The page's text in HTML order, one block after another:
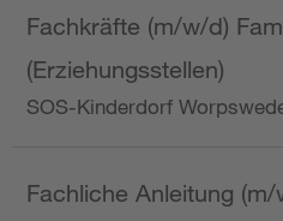
Fachkräfte (m/w/d)
(Erziehungsstellen)
SOS-Kinderdorf
Fachliche Anleitung